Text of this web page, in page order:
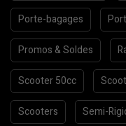
Porte-bagages
Promos & Soldes
Scooter 50cc
Scooters Semi-